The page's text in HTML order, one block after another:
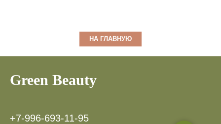
НА ГЛАВНУЮ
Green Beauty
+7-996-693-11-95